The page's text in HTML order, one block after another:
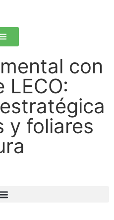
con
LECO:
y foliares